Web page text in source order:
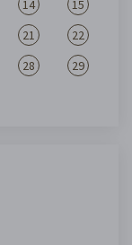
14
15
21
22
28
29